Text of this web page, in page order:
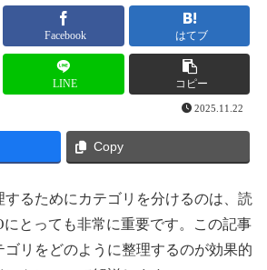
Facebook はてブ
LINE コピー
2025.11.22
Copy
するためにカテゴリを分けるのは、読
にとっても非常に重要です。この記事
ゴリをどのように整理するのが効果的